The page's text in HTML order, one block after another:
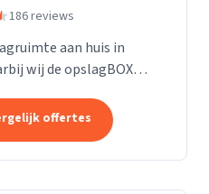
186 reviews
aan huis in
wij de opslagBOX
offertes